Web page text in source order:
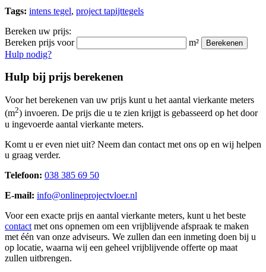
Tags: intens tegel, project tapijttegels
Bereken uw prijs:
Bereken prijs voor
m² Berekenen
Hulp nodig?
Hulp bij prijs berekenen
Voor het berekenen van uw prijs kunt u het aantal vierkante meters
(m2) invoeren. De prijs die u te zien krijgt is gebasseerd op het door
u ingevoerde aantal vierkante meters.
Komt u er even niet uit? Neem dan contact met ons op en wij helpen
u graag verder.
Telefoon: 038 385 69 50
E-mail: info@onlineprojectvloer.nl
Voor een exacte prijs en aantal vierkante meters, kunt u het beste
contact met ons opnemen om een vrijblijvende afspraak te maken
met één van onze adviseurs. We zullen dan een inmeting doen bij u
op locatie, waarna wij een geheel vrijblijvende offerte op maat
zullen uitbrengen.